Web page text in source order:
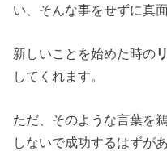
い、そんな事をせずに真
新しいことを始めた時の
してくれます。
ただ、そのような言葉を
しないで成功するはずが